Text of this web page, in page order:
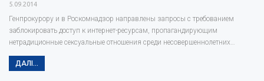
5.09.2014
Генпрокурору и в Роскомнадзор направлены запросы с требованием
заблокировать доступ к интернет-ресурсам, пропагандирующим
нетрадиционные сексуальные отношения среди несовершеннолетних…
ДАЛІ...